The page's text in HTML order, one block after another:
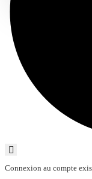
Connexion au compte